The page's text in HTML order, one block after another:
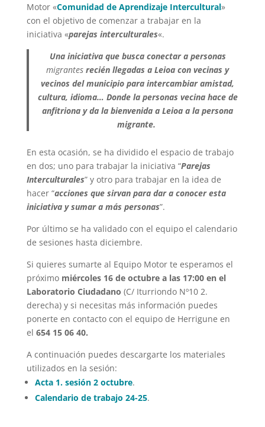
Motor «Comunidad de Aprendizaje Intercultural»
con el objetivo de comenzar a trabajar en la
iniciativa «parejas interculturales«.
Una iniciativa que busca conectar a personas
migrantes recién llegadas a Leioa con vecinas y
vecinos del municipio para intercambiar amistad,
cultura, idioma… Donde la personas vecina hace de
anfitriona y da la bienvenida a Leioa a la persona
migrante.
En esta ocasión, se ha dividido el espacio de trabajo
en dos; uno para trabajar la iniciativa “Parejas
Interculturales” y otro para trabajar en la idea de
hacer “acciones que sirvan para dar a conocer esta
iniciativa y sumar a más personas”.
Por último se ha validado con el equipo el calendario
de sesiones hasta diciembre.
Si quieres sumarte al Equipo Motor te esperamos el
próximo miércoles 16 de octubre a las 17:00 en el
Laboratorio Ciudadano (C/ Iturriondo Nº10 2.
derecha) y si necesitas más información puedes
ponerte en contacto con el equipo de Herrigune en
el 654 15 06 40.
A continuación puedes descargarte los materiales
utilizados en la sesión:
Acta 1. sesión 2 octubre.
Calendario de trabajo 24-25.